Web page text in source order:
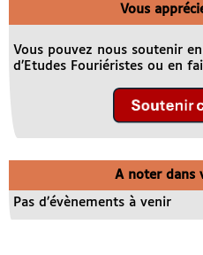
Vous
Vous pouvez nous soutenir
d’Etudes Fouriéristes ou en
A noter dans
Pas d’évènements à venir